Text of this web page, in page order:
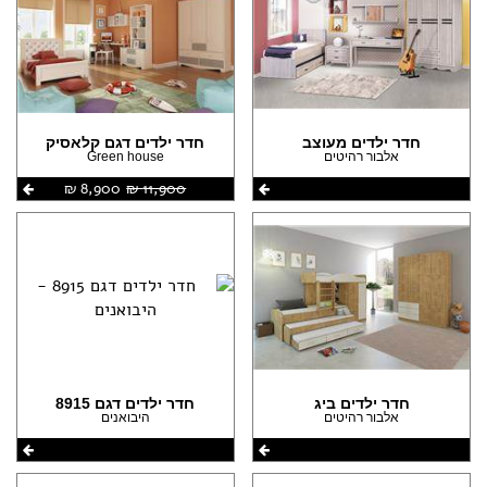
חדר ילדים מעוצב
אלבור רהיטים
חדר ילדים דגם קלאסיק
Green house
11,900 ‏₪
8,900 ‏₪
חדר ילדים ביג
אלבור רהיטים
חדר ילדים דגם 8915
היבואנים